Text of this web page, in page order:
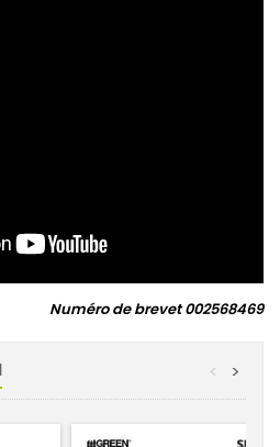
Numéro de brevet 002568469
>
<